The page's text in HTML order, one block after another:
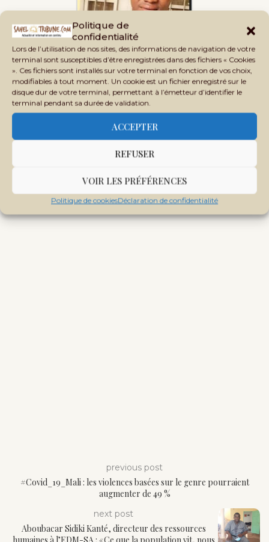
Politique de
confidentialité
Lors de l’utilisation de nos sites, des informations de navigation de votre
terminal sont susceptibles d’être enregistrées dans des fichiers « Cookies
». Ces fichiers sont installés sur votre terminal en fonction de vos choix,
modifiables à tout moment. Un cookie est un fichier enregistré sur le
disque dur de votre terminal, permettant à l’émetteur d’identifier le
terminal pendant sa durée de validation.
ACCEPTER
REFUSER
VOIR LES PRÉFÉRENCES
Politique de cookiesDéclaration de confidentialité
Le Mali Kura serait-il
devenu un mirage ?
IMAM MAHMOUD DICKO INTÉRÊTS POLITIQUES
previous post
#Covid_19_Mali : les violences basées sur le genre pourraient
augmenter de 49 %
next post
Aboubacar Sidiki Kanté, directeur des ressources
humaines à l’EDM-SA : « Ce que la population vit, nous